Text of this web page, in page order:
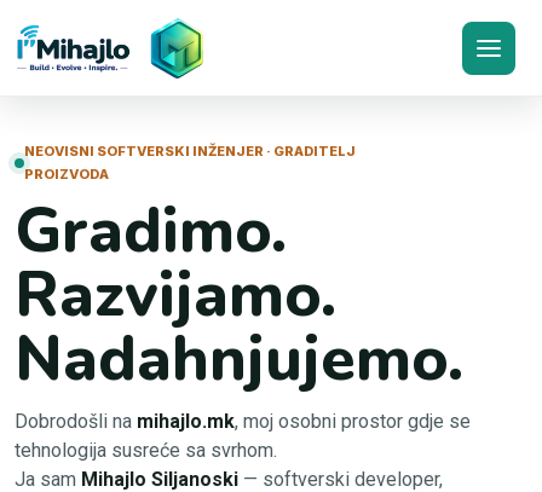
I'Mihajlo
NEOVISNI SOFTVERSKI INŽENJER · GRADITELJ
PROIZVODA
Gradimo.
Razvijamo.
Nadahnjujemo.
Dobrodošli na mihajlo.mk, moj osobni prostor gdje se
tehnologija susreće sa svrhom.
Ja sam Mihajlo Siljanoski — softverski developer,